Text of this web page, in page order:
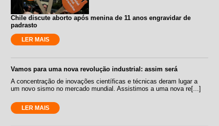
Chile discute aborto após menina de 11 anos engravidar de
padrasto
LER MAIS
Vamos para uma nova revolução industrial: assim será
A concentração de inovações científicas e técnicas deram lugar a
um novo sismo no mercado mundial. Assistimos a uma nova re[...]
LER MAIS